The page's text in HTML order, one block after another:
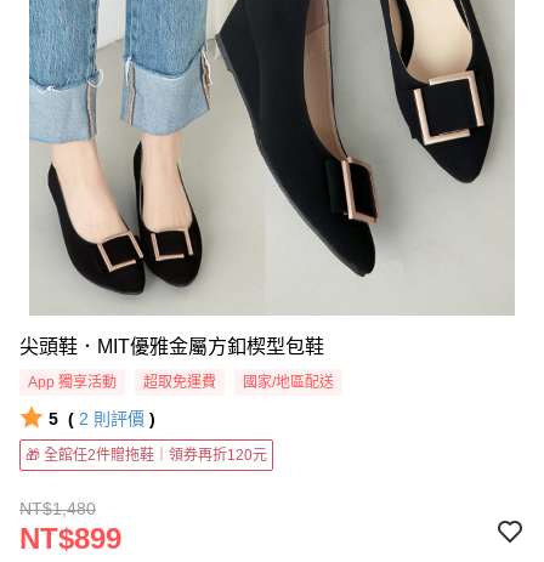
尖頭鞋．MIT優雅金屬方釦楔型包鞋
App 獨享活動 超取免運費 國家/地區配送
5 ( 2 則評價 )
🎁 全館任2件贈拖鞋｜領券再折120元
NT$1,480
NT$899